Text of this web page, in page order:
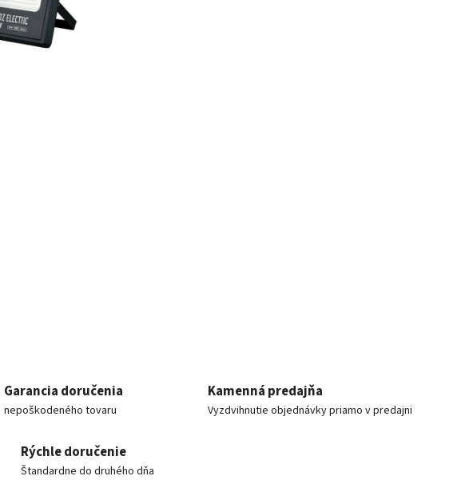
Garancia doručenia
nepoškodeného tovaru
Kamenná predajňa
Vyzdvihnutie objednávky priamo v predajni
Rýchle doručenie
Štandardne do druhého dňa